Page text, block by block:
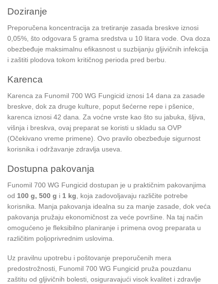
Doziranje
Preporučena koncentracija za tretiranje zasada breskve iznosi
0,05%, što odgovara 5 grama sredstva u 10 litara vode. Ova doza
obezbeđuje maksimalnu efikasnost u suzbijanju gljivičnih infekcija
i zaštiti plodova tokom kritičnog perioda pred berbu.
Karenca
Karenca za Funomil 700 WG Fungicid iznosi 14 dana za zasade
breskve, dok za druge kulture, poput šećerne repe i pšenice,
karenca iznosi 42 dana. Za voćne vrste kao što su jabuka, šljiva,
višnja i breskva, ovaj preparat se koristi u skladu sa OVP
(Očekivano vreme primene). Ovo pravilo obezbeđuje sigurnost
korisnika i održavanje zdravlja useva.
Dostupna pakovanja
Funomil 700 WG Fungicid dostupan je u praktičnim pakovanjima
od 100 g, 500 g i 1 kg , koja zadovoljavaju različite potrebe
korisnika. Manja pakovanja idealna su za manje zasade, dok veća
pakovanja pružaju ekonomičnost za veće površine. Na taj način
omogućeno je fleksibilno planiranje i primena ovog preparata u
različitim poljoprivrednim uslovima.
Uz pravilnu upotrebu i poštovanje preporučenih mera
predostrožnosti, Funomil 700 WG Fungicid pruža pouzdanu
zaštitu od gljivičnih bolesti, osiguravajući visok kvalitet i zdravlje